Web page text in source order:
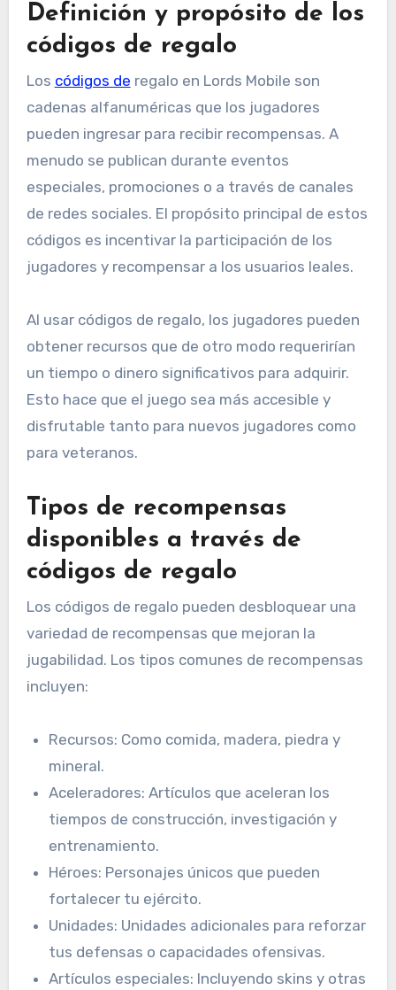
Definición y propósito de los
códigos de regalo
Los códigos de regalo en Lords Mobile son
cadenas alfanuméricas que los jugadores
pueden ingresar para recibir recompensas. A
menudo se publican durante eventos
especiales, promociones o a través de canales
de redes sociales. El propósito principal de estos
códigos es incentivar la participación de los
jugadores y recompensar a los usuarios leales.
Al usar códigos de regalo, los jugadores pueden
obtener recursos que de otro modo requerirían
un tiempo o dinero significativos para adquirir.
Esto hace que el juego sea más accesible y
disfrutable tanto para nuevos jugadores como
para veteranos.
Tipos de recompensas
disponibles a través de
códigos de regalo
Los códigos de regalo pueden desbloquear una
variedad de recompensas que mejoran la
jugabilidad. Los tipos comunes de recompensas
incluyen:
Recursos: Como comida, madera, piedra y
mineral.
Aceleradores: Artículos que aceleran los
tiempos de construcción, investigación y
entrenamiento.
Héroes: Personajes únicos que pueden
fortalecer tu ejército.
Unidades: Unidades adicionales para reforzar
tus defensas o capacidades ofensivas.
Artículos especiales: Incluyendo skins y otras